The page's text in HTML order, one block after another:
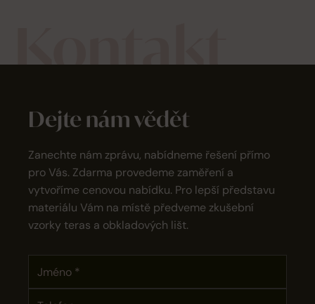
Kontakt
Dejte nám vědět
Zanechte nám zprávu, nabídneme řešení přímo
pro Vás. Zdarma provedeme zaměření a
vytvoříme cenovou nabídku. Pro lepší představu
materiálu Vám na místě předveme zkušební
vzorky teras a obkladových lišt.